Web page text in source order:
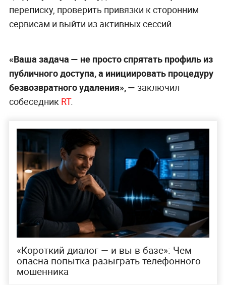
переписку, проверить привязки к сторонним
сервисам и выйти из активных сессий.
«Ваша задача — не просто спрятать профиль из
публичного доступа, а инициировать процедуру
безвозвратного удаления», — заключил
собеседник RT.
«Короткий диалог — и вы в базе»: Чем
опасна попытка разыграть телефонного
мошенника